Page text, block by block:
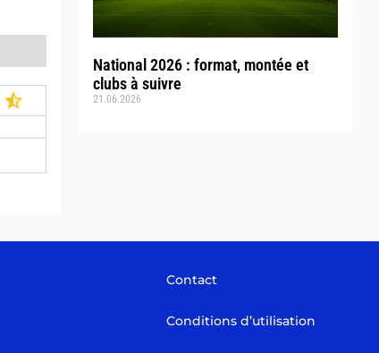
National 2026 : format, montée et
clubs à suivre
21.06.2026
Contact
Conditions d’utilisation